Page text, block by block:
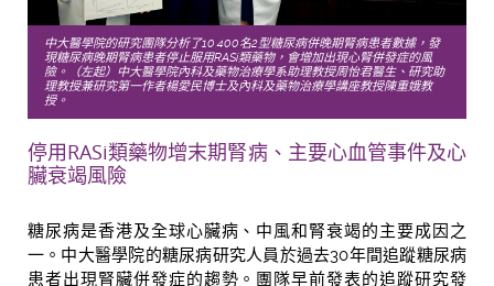
中大醫學院的研究團隊分析了10,400名2型糖尿病併晚期腎病患者數據，發
現糖尿病晚期腎病患者停止服用RASi類藥物，會增加出現心腎併發症的風
險。（左起）中大醫學院內科及藥物治療學系助理教授周怡君醫生、研究助
理教授兼研究第一作者楊愛民博士及內科及藥物治療學講座教授陳重娥教
授。
停用RASi類藥物增末期腎病、主要心血管事件及心
臟衰竭風險
糖尿病是香港及全球心臟病、中風和腎衰竭的主要成因之
一。中大醫學院的糖尿病研究人員於過去30年間追蹤糖尿病
患者出現腎臟併發症的趨勢。團隊早前發表的追蹤研究發